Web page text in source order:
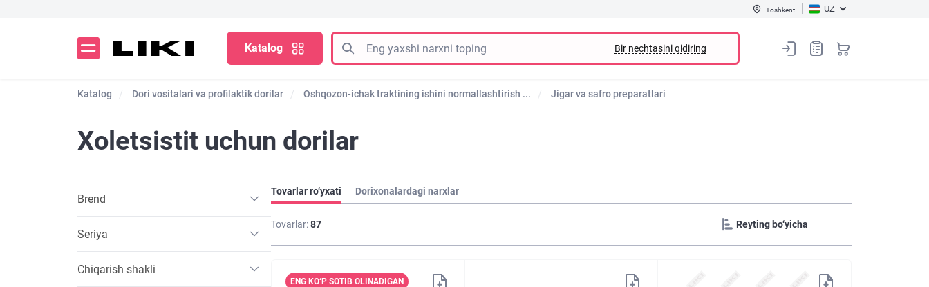
Toshkent UZ
Katalog Bir nechtasini qidiring
Katalog Dori vositalari va profilaktik dorilar Oshqozon-ichak traktining ishini normallashtirish ... Jigar va safro preparatlari
Xoletsistit uchun dorilar
Brend
Seriya
Chiqarish shakli
Tovarlar ro‘yxati Dorixonalardagi narxlar
Tovarlar:87
ENG KO‘P SOTIB OLINADIGAN